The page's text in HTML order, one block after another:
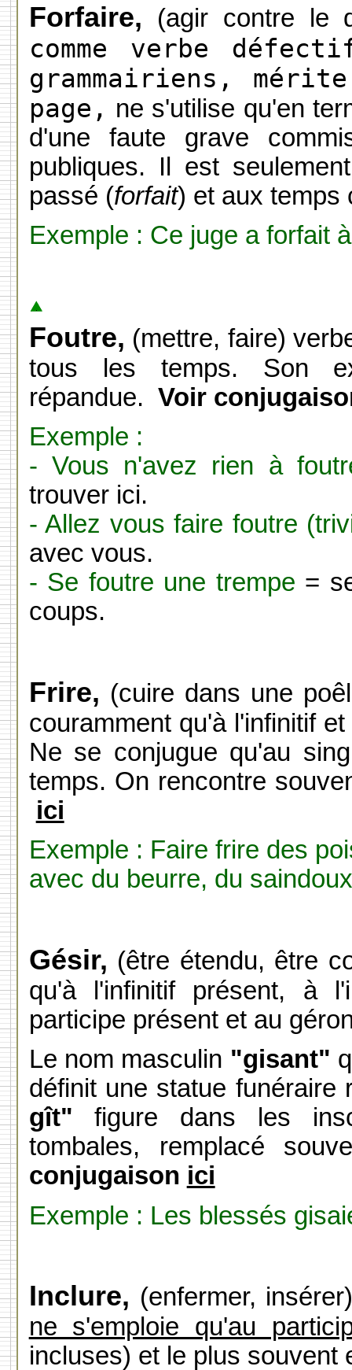
Forfaire, (agir contre le
comme verbe
grammairiens,
page, ne s'utilise qu'en
d'une faute grave
publiques. Il est
passé (forfait) et aux temps
Exemple : Ce juge a forfait
Foutre, (mettre, faire)
tous les temps. Son
répandue. Voir
Exemple :
- Vous n'avez rien à
trouver ici.
- Allez vous faire foutre
avec vous.
- Se foutre une trempe =
coups.
Frire, (cuire dans une
couramment qu'à l'infinitif
Ne se conjugue qu'au
temps. On rencontre
ici
Exemple : Faire frire des
avec du beurre, du
Gésir, (être étendu, être
qu'à l'infinitif présent, à
participe présent et au
Le nom masculin "gisant"
définit une statue
gît" figure dans les
tombales, remplacé
conjugaison ici
Exemple : Les blessés
Inclure, (enfermer,
ne s'emploie qu'au
incluses) et le plus souvent